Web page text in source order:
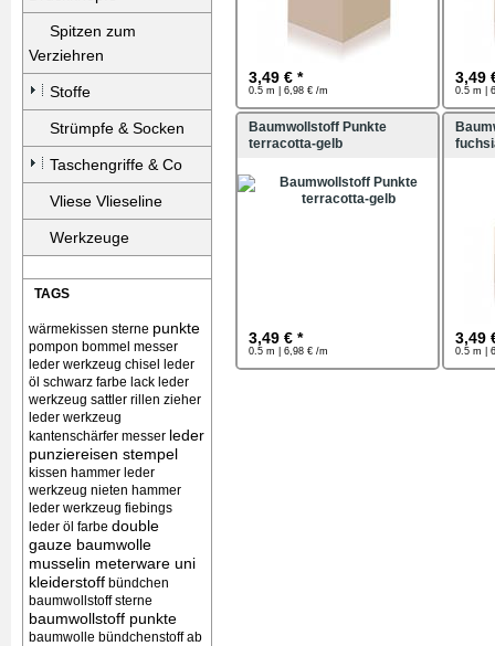
Spitzen zum
Verziehren
Stoffe
Strümpfe & Socken
Taschengriffe & Co
Vliese Vlieseline
Werkzeuge
TAGS
wärmekissen sterne punkte
pompon bommel messer
leder werkzeug chisel
leder
öl schwarz farbe lack leder
werkzeug sattler rillen zieher
leder werkzeug
kantenschärfer messer leder
punziereisen stempel
kissen hammer leder
werkzeug nieten hammer
leder werkzeug fiebings
leder öl farbe double
gauze baumwolle
musselin meterware uni
kleiderstoff bündchen
baumwollstoff sterne
baumwollstoff punkte
baumwolle bündchenstoff ab
3,49 € *
0.5 m | 6,98 € /m
3,49
0.5 m |
Baumwollstoff Punkte
terracotta-gelb
3,49 € *
0.5 m | 6,98 € /m
3,49
0.5 m |